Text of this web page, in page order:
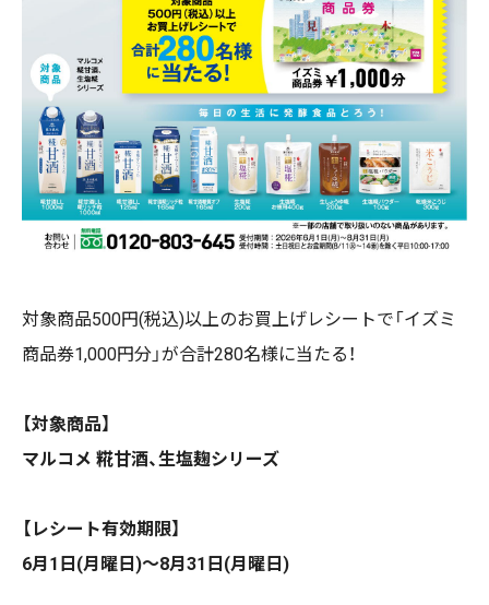
対象商品500円(税込)以上のお買上げレシートで「イズミ
商品券1,000円分」が合計280名様に当たる！
【対象商品】
マルコメ 糀甘酒、生塩麹シリーズ
【レシート有効期限】
6月1日(月曜日)～8月31日(月曜日)